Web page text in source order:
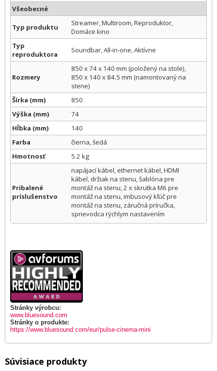
Všeobecné
Typ produktu
Streamer, Multiroom, Reproduktor,
Domáce kino
Typ
reproduktora
Soundbar, All-in-one, Aktívne
Rozmery
850 x 74 x 140 mm (položený na stole),
850 x 140 x 84.5 mm (namontovaný na
stene)
Šírka (mm)
850
Výška (mm)
74
Hĺbka (mm)
140
Farba
čierna, šedá
Hmotnosť
5.2 kg
Pribalené
príslušenstvo
napájací kábel, ethernet kábel, HDMI
kábel, držiak na stenu, šablóna pre
montáž na stenu, 2 x skrutka M6 pre
montáž na stenu, imbusový kľúč pre
montáž na stenu, záručná príručka,
sprievodca rýchlym nastavením
Stránky výrobcu:
www.bluesound.com
Stránky o produkte:
https://www.bluesound.com/eur/pulse-cinema-mini
Súvisiace produkty